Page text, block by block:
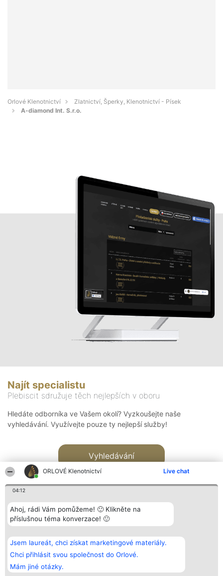
ORLOVÉ Klenotnictví Live chat
04:12
Ahoj, rádi Vám pomůžeme! 🙂 Klikněte na
příslušnou téma konverzace! 🙂
Jsem laureát, chci získat marketingové materiály.
Chci přihlásit svou společnost do Orlové.
Mám jiné otázky.
Orlové Klenotnictví
Zlatnictví, Šperky, Klenotnictví - Písek
A-diamond Int. S.r.o.
Najít specialistu
Plebiscit sdružuje těch nejlepších v oboru
Hledáte odborníka ve Vašem okolí? Vyzkoušejte naše
vyhledávání. Využívejte pouze ty nejlepší služby!
Vyhledávání
Bright Side Solutions sp. z o.
o. sp. k.
ul. Ruska 22
Wrocław 50-079
KRS 0000749100 | Regon
381313360 | NIP 8943132676
Vítězové
Seznam všech
laureátů
Zásady
Zásady
Kontakt